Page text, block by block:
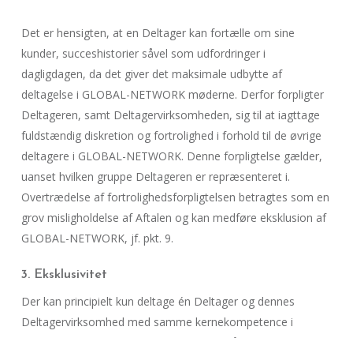
Det er hensigten, at en Deltager kan fortælle om sine
kunder, succeshistorier såvel som udfordringer i
dagligdagen, da det giver det maksimale udbytte af
deltagelse i GLOBAL-NETWORK møderne. Derfor forpligter
Deltageren, samt Deltagervirksomheden, sig til at iagttage
fuldstændig diskretion og fortrolighed i forhold til de øvrige
deltagere i GLOBAL-NETWORK. Denne forpligtelse gælder,
uanset hvilken gruppe Deltageren er repræsenteret i.
Overtrædelse af fortrolighedsforpligtelsen betragtes som en
grov misligholdelse af Aftalen og kan medføre eksklusion af
GLOBAL-NETWORK, jf. pkt. 9.
3. Eksklusivitet
Der kan principielt kun deltage én Deltager og dennes
Deltagervirksomhed med samme kernekompetence i